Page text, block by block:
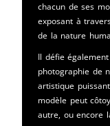
chacun de ses
exposant à
de la nature
Il défie
photographie de
artistique
modèle peut
autre, ou encore